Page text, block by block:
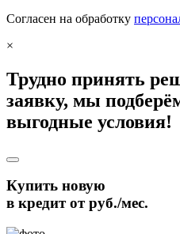
Согласен на обработку
×
Трудно принять
заявку, мы
выгодные условия!
Купить новую
в кредит отруб./мес.